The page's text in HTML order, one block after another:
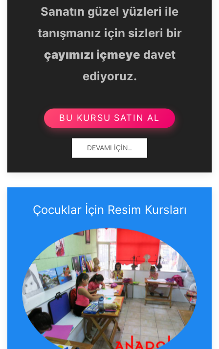
Sanatın güzel yüzleri ile
tanışmanız için sizleri bir
çayımızı içmeye davet
ediyoruz.
BU KURSU SATIN AL
DEVAMI İÇIN..
Çocuklar İçin Resim Kursları